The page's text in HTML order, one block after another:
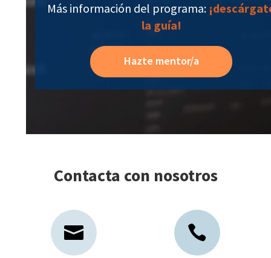
Más información del programa:
la guía!
Hazte mentor/a
Contacta con nosotros